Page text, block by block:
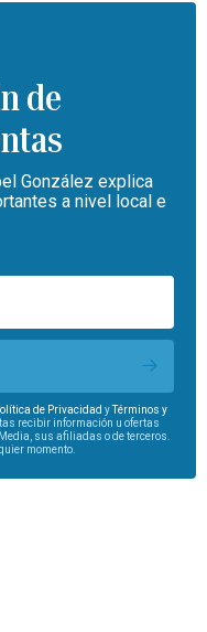
de
González explica
a nivel local e
de Privacidad yTérminos y
recibir información u ofertas
sus afiliadas o de terceros.
momento.